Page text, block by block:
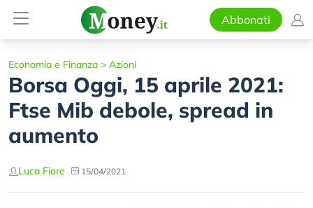
Abbonati
Economia e Finanza > Azioni
Borsa Oggi, 15 aprile 2021:
Ftse Mib debole, spread in
aumento
Luca Fiore 15/04/2021